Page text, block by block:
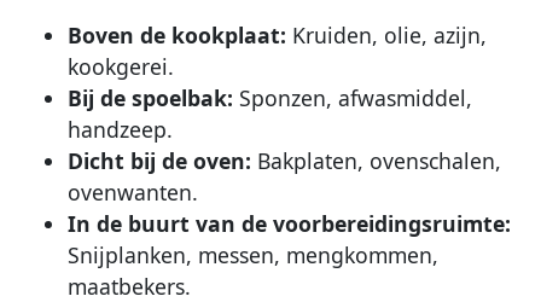
Boven de kookplaat: Kruiden, olie, azijn,
kookgerei.
Bij de spoelbak: Sponzen, afwasmiddel,
handzeep.
Dicht bij de oven: Bakplaten, ovenschalen,
ovenwanten.
In de buurt van de voorbereidingsruimte:
Snijplanken, messen, mengkommen,
maatbekers.